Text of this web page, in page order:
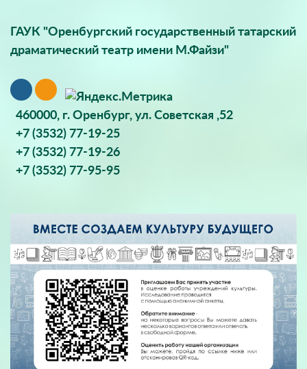
ГАУК "Оренбургский государственный татарский
драматический театр имени М.Файзи"
460000, г. Оренбург, ул. Советская ,52
+7 (3532) 77-19-25
+7 (3532) 77-19-26
+7 (3532) 77-95-95